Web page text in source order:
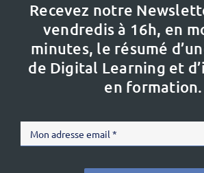
Recevez notre
vendredis à 16h, en
minutes, le résumé
de Digital Learning et
en formation.